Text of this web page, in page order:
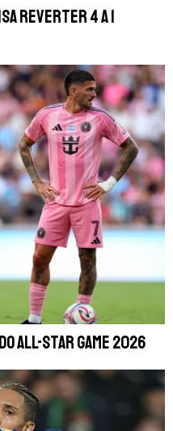
reverter 4 a 1
All-Star Game 2026